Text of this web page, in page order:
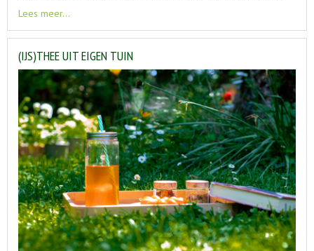
Lees meer...
(IJS)THEE UIT EIGEN TUIN